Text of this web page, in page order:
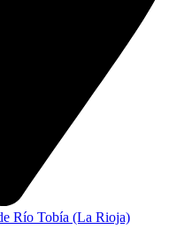
Río Tobía (La Rioja)